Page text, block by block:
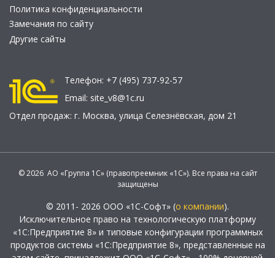
Политика конфиденциальности
Замечания по сайту
Другие сайты
Телефон: +7 (495) 737-92-57
Email: site_v8@1c.ru
Отдел продаж: г. Москва, улица Селезнёвская, дом 21
© 2026 АО «Группа 1С» (правопреемник «1С»). Все права на сайт
защищены
© 2011- 2026 ООО «1С-Софт» (о компании).
Исключительное право на технологическую платформу
«1С:Предприятие 8» и типовые конфигурации программных
продуктов системы «1С:Предприятие 8», представленные на